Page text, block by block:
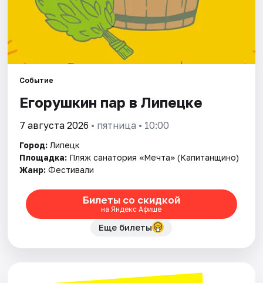
Событие
Егорушкин пар в Липецке
7 августа 2026 • пятница • 10:00
Город: Липецк
Площадка: Пляж санатория «Мечта» (Капитанщино)
Жанр: Фестивали
Билеты со скидкой
на Яндекс Афише
Еще билеты